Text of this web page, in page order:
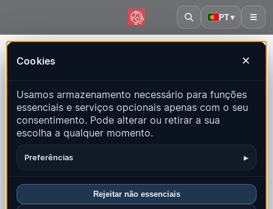
PT▾ ☰
Cookies ✕
Usamos armazenamento necessário para funções
essenciais e serviços opcionais apenas com o seu
consentimento. Pode alterar ou retirar a sua
escolha a qualquer momento.
Preferências ▸
Rejeitar não essenciais
QuakeMap24
Mapa ao vivo, estatísticas e eventos recentes
Abrir mapa histórico Últimos neste país
Visão geral Mapa Recentes Gráficos Principais regiões
FAQ